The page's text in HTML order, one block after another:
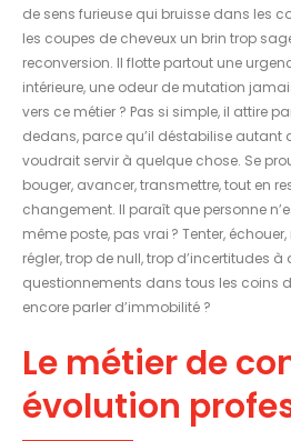
de sens furieuse qui bruisse dans les
les coupes de cheveux un brin trop
reconversion. Il flotte partout une
intérieure, une odeur de mutation
vers ce métier ? Pas si simple, il attire
dedans, parce qu’il déstabilise autant
voudrait servir à quelque chose. Se
bouger, avancer, transmettre, tout en
changement. Il paraît que personne
même poste, pas vrai ? Tenter,
régler, trop de null, trop d’incertitudes
questionnements dans tous les coins
encore parler d’immobilité ?
Le métier de
évolution